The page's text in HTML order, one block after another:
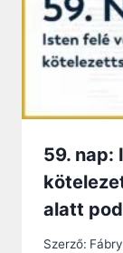
59. nap:
alatt
Szerző: